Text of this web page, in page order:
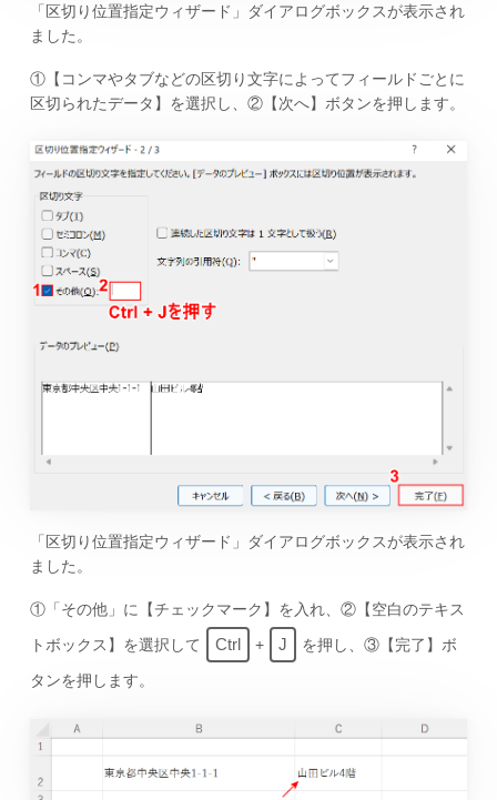
「区切り位置指定ウィザード」ダイアログボックスが表示され
ました。
①【コンマやタブなどの区切り文字によってフィールドごとに
区切られたデータ】を選択し、②【次へ】ボタンを押します。
「区切り位置指定ウィザード」ダイアログボックスが表示され
ました。
①「その他」に【チェックマーク】を入れ、②【空白のテキス
トボックス】を選択して
Ctrl + J
を押し、③【完了】ボ
タンを押します。